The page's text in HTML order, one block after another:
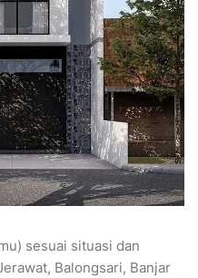
sesuai situasi dan
Balongsari, Banjar